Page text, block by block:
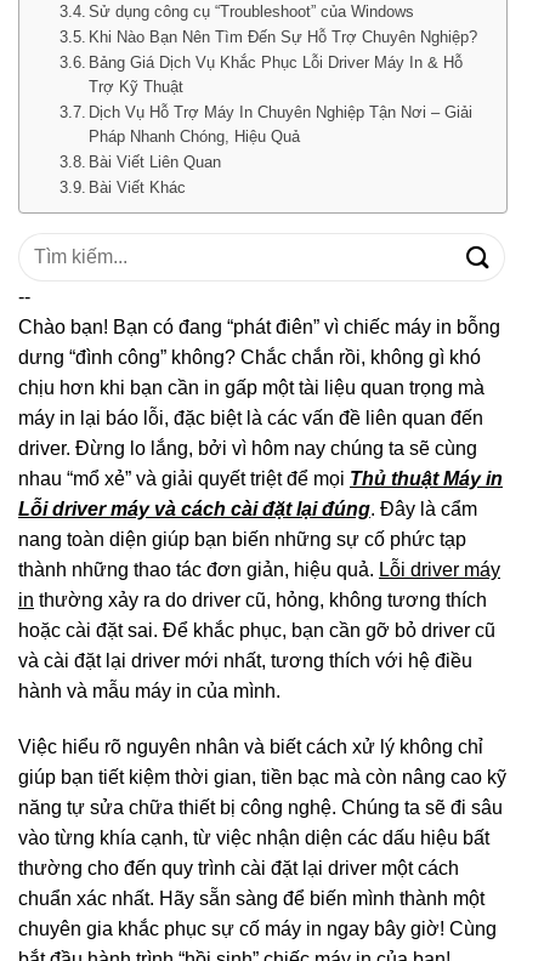
Sử dụng công cụ “Troubleshoot” của Windows
Khi Nào Bạn Nên Tìm Đến Sự Hỗ Trợ Chuyên Nghiệp?
Bảng Giá Dịch Vụ Khắc Phục Lỗi Driver Máy In & Hỗ
Trợ Kỹ Thuật
Dịch Vụ Hỗ Trợ Máy In Chuyên Nghiệp Tận Nơi – Giải
Pháp Nhanh Chóng, Hiệu Quả
Bài Viết Liên Quan
Bài Viết Khác
Tìm
--
Chào bạn! Bạn có đang “phát điên” vì chiếc máy in bỗng
dưng “đình công” không? Chắc chắn rồi, không gì khó
chịu hơn khi bạn cần in gấp một tài liệu quan trọng mà
máy in lại báo lỗi, đặc biệt là các vấn đề liên quan đến
driver. Đừng lo lắng, bởi vì hôm nay chúng ta sẽ cùng
nhau “mổ xẻ” và giải quyết triệt để mọi Thủ thuật Máy in
Lỗi driver máy và cách cài đặt lại đúng. Đây là cẩm
nang toàn diện giúp bạn biến những sự cố phức tạp
thành những thao tác đơn giản, hiệu quả. Lỗi driver máy
in thường xảy ra do driver cũ, hỏng, không tương thích
hoặc cài đặt sai. Để khắc phục, bạn cần gỡ bỏ driver cũ
và cài đặt lại driver mới nhất, tương thích với hệ điều
hành và mẫu máy in của mình.
Việc hiểu rõ nguyên nhân và biết cách xử lý không chỉ
giúp bạn tiết kiệm thời gian, tiền bạc mà còn nâng cao kỹ
năng tự sửa chữa thiết bị công nghệ. Chúng ta sẽ đi sâu
vào từng khía cạnh, từ việc nhận diện các dấu hiệu bất
thường cho đến quy trình cài đặt lại driver một cách
chuẩn xác nhất. Hãy sẵn sàng để biến mình thành một
chuyên gia khắc phục sự cố máy in ngay bây giờ! Cùng